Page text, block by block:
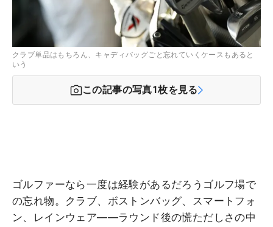
クラブ単品はもちろん、キャディバッグごと忘れていくケースもあると
いう
この記事の写真1枚を見る
ゴルファーなら一度は経験があるだろうゴルフ場で
の忘れ物。クラブ、ボストンバッグ、スマートフォ
ン、レインウェア――ラウンド後の慌ただしさの中